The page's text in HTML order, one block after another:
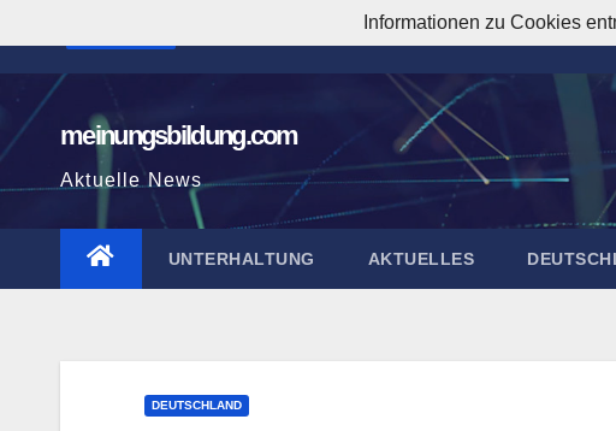
Inhalt
springen
meinungsbildung.com
Aktuelle News
UNTERHALTUNG AKTUELLES
DEUTSCHLAND
Informationen zu Cookies